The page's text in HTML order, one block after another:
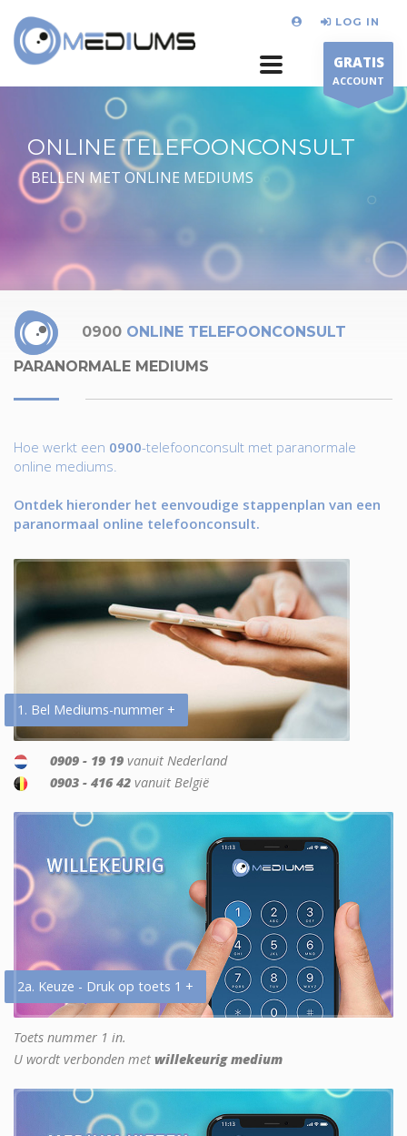
LOG IN
GRATIS
ACCOUNT
ONLINE TELEFOONCONSULT
BELLEN MET ONLINE MEDIUMS
0900 ONLINE TELEFOONCONSULT
PARANORMALE MEDIUMS
Hoe werkt een 0900-telefoonconsult met paranormale
online mediums.
Ontdek hieronder het eenvoudige stappenplan van een
paranormaal online telefoonconsult.
1. Bel Mediums-nummer +
0909 - 19 19 vanuit Nederland
0903 - 416 42 vanuit België
2a. Keuze - Druk op toets 1 +
Toets nummer 1 in.
U wordt verbonden met willekeurig medium